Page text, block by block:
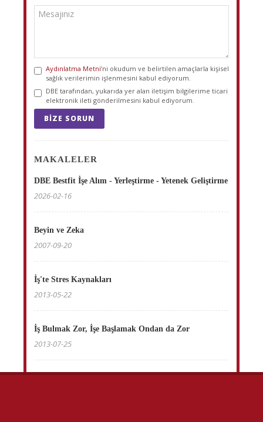
Aydınlatma Metni’ni okudum ve belirtilen amaçlarla kişisel
sağlık verilerimin işlenmesini kabul ediyorum.
DBE tarafından, yukarıda yer alan iletişim bilgilerime ticari
elektronik ileti gönderilmesini kabul ediyorum.
BIZE SORUN
MAKALELER
DBE Bestfit İşe Alım - Yerleştirme - Yetenek Geliştirme
2026-02-16
Beyin ve Zeka
2007-09-20
İş'te Stres Kaynakları
2013-05-22
İş Bulmak Zor, İşe Başlamak Ondan da Zor
2013-07-25